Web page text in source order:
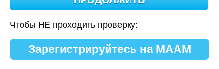
Чтобы НЕ проходить проверку:
Зарегистрируйтесь на МААМ